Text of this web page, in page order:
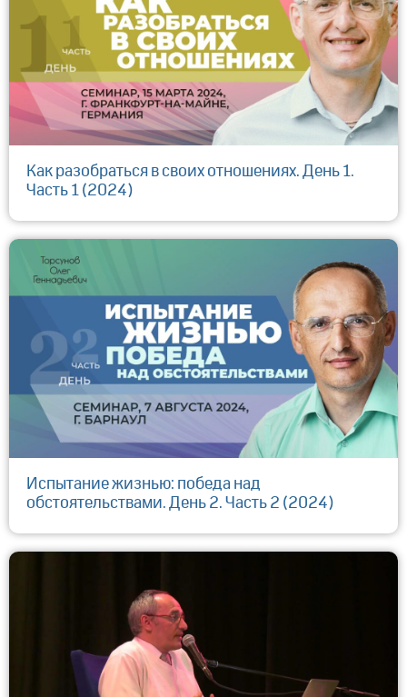
Как разобраться в своих отношениях. День 1.
Часть 1 (2024)
Испытание жизнью: победа над
обстоятельствами. День 2. Часть 2 (2024)